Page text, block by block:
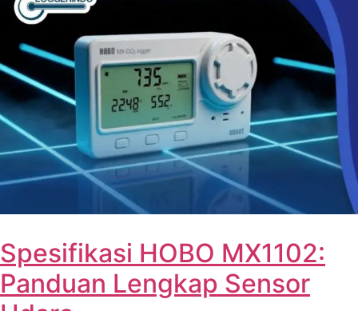
Spesifikasi HOBO MX1102:
Panduan Lengkap Sensor